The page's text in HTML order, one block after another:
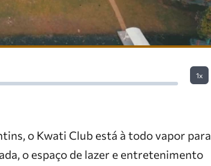
1x
o Kwati Club está à todo vapor para
o espaço de lazer e entretenimento